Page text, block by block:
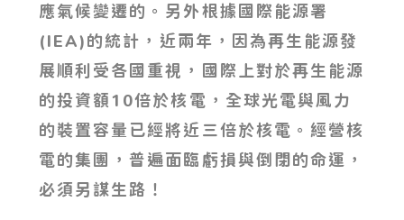
應氣候變遷的。另外根據國際能源署
(IEA)的統計，近兩年，因為再生能源發
展順利受各國重視，國際上對於再生能源
的投資額10倍於核電，全球光電與風力
的裝置容量已經將近三倍於核電。經營核
電的集團，普遍面臨虧損與倒閉的命運，
必須另謀生路！